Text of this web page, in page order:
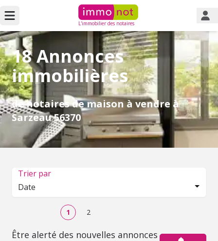
L'immobilier des notaires
18 Annonces
immobilières
de notaires de maison à vendre à
Sarzeau 56370
Trier par
Date
1 2
Être alerté des nouvelles annonces